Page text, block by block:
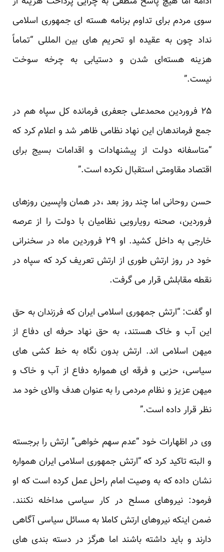
سوی مردم برای تداوم برنامه هسته ای جمهوری اسلامی
نداد چون به عقیده او تحریم های بین المللی “تماماً
هزینه هسته‌ای شدن و دستیابی به چرخه سوخت
نیست.”
۲۵ فروردین محمدعلی جعفری فرمانده کل سپاه هم در
جمع فرماندهان این نهاد نظامی ظاهر شد و اعلام کرد که
“متاسفانه دولت از پیشنهادات و اقدامات بسیج برای
اقتصاد مقاومتی استقبال نکرده است.”
حسن روحانی اما چند روز بعد ،در همان واپسین روزهای
فروردین، صحنه رویارویی نظامیان با دولت را از عرصه
خارجی به داخل کشید. او ۲۹ فروردین ماه در سخنرانی
خود در روز ارتش طوری از ارتش تعریف کرد که سپاه در
نقطه مقابلش قرار می گرفت.
او گفت: “ارتش جمهوری اسلامی ایران که فرزندان به حق
این آب و خاک هستند، به حق نهاد حرفه ای دفاع از
میهن اسلامی اند. ارتش بدون نگاه به خط کشی های
سیاسی، حزبی و فرقه ای همواره دفاع از آب و خاک و
میهن عزیز و نظام مردمی را به عنوان هدف والای خود مد
نظر قرار داده است.”
وی در اظهارات خود “عدم سهم خواهی” ارتش را برجسته
و البته تاکید کرد که “ارتش جمهوری اسلامی ایران همواره
نشان داده که به وصیت امام راحل عمل کرده است که او
فرمود: نیروهای مسلح در کار سیاسی مداخله نکنند.
ضمن اینکه نیروهای ارتش کاملا به مسائل سیاسی آگاهی
دارند و باید داشته باشند اما هرگز در دسته بندی های